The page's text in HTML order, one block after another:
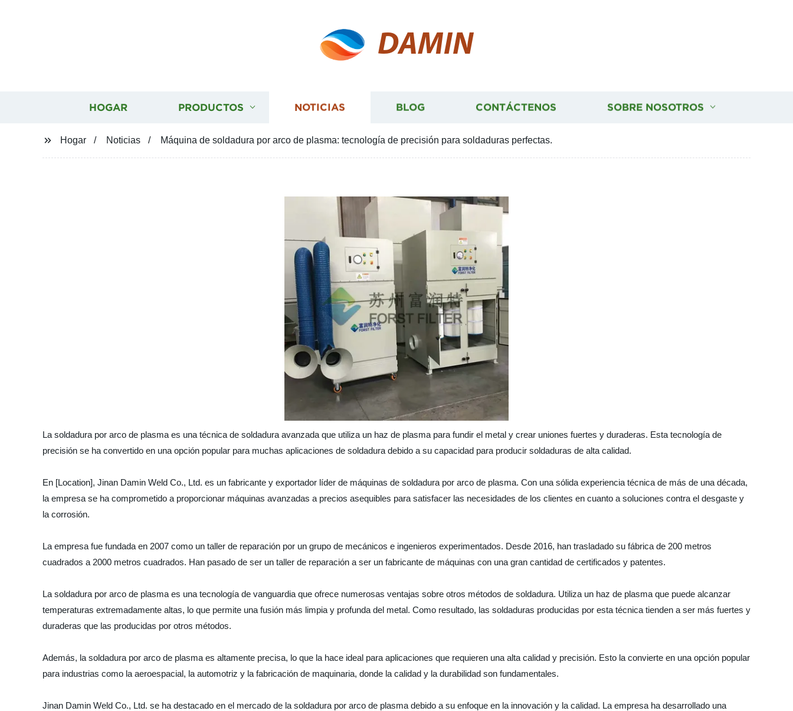
DAMIN
HOGAR PRODUCTOS NOTICIAS BLOG CONTÁCTENOS SOBRE NOSOTROS
Hogar Noticias Máquina de soldadura por arco de plasma: tecnología de precisión para soldaduras perfectas.
La soldadura por arco de plasma es una técnica de soldadura avanzada que utiliza un haz de plasma para fundir el metal y crear uniones fuertes y duraderas. Esta tecnología de
precisión se ha convertido en una opción popular para muchas aplicaciones de soldadura debido a su capacidad para producir soldaduras de alta calidad.
En [Location], Jinan Damin Weld Co., Ltd. es un fabricante y exportador líder de máquinas de soldadura por arco de plasma. Con una sólida experiencia técnica de más de una década,
la empresa se ha comprometido a proporcionar máquinas avanzadas a precios asequibles para satisfacer las necesidades de los clientes en cuanto a soluciones contra el desgaste y
la corrosión.
La empresa fue fundada en 2007 como un taller de reparación por un grupo de mecánicos e ingenieros experimentados. Desde 2016, han trasladado su fábrica de 200 metros
cuadrados a 2000 metros cuadrados. Han pasado de ser un taller de reparación a ser un fabricante de máquinas con una gran cantidad de certificados y patentes.
La soldadura por arco de plasma es una tecnología de vanguardia que ofrece numerosas ventajas sobre otros métodos de soldadura. Utiliza un haz de plasma que puede alcanzar
temperaturas extremadamente altas, lo que permite una fusión más limpia y profunda del metal. Como resultado, las soldaduras producidas por esta técnica tienden a ser más fuertes y
duraderas que las producidas por otros métodos.
Además, la soldadura por arco de plasma es altamente precisa, lo que la hace ideal para aplicaciones que requieren una alta calidad y precisión. Esto la convierte en una opción popular
para industrias como la aeroespacial, la automotriz y la fabricación de maquinaria, donde la calidad y la durabilidad son fundamentales.
Jinan Damin Weld Co., Ltd. se ha destacado en el mercado de la soldadura por arco de plasma debido a su enfoque en la innovación y la calidad. La empresa ha desarrollado una